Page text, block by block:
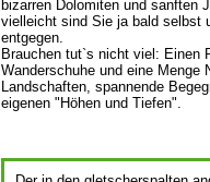
bizarren Dolomiten und sanften
vielleicht sind Sie ja bald selbst
entgegen.
Brauchen tut`s nicht viel: Einen
Wanderschuhe und eine Menge
Landschaften, spannende
eigenen "Höhen und Tiefen".